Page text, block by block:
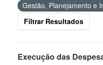
Gestão, Planejamento e
Filtrar Resultados
Execução das